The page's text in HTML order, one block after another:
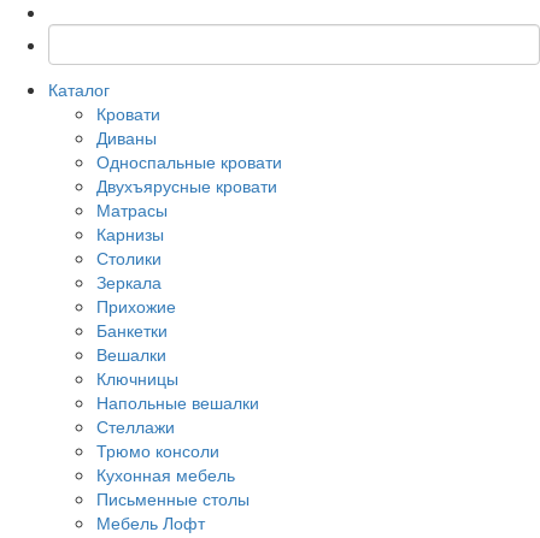
Каталог
Кровати
Диваны
Односпальные кровати
Двухъярусные кровати
Матрасы
Карнизы
Столики
Зеркала
Прихожие
Банкетки
Вешалки
Ключницы
Напольные вешалки
Стеллажи
Трюмо консоли
Кухонная мебель
Письменные столы
Мебель Лофт